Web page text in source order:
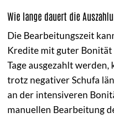
Wie lange dauert die
Die Bearbeitungszeit
Kredite mit guter
Tage ausgezahlt werden,
trotz negativer Schufa
an der intensiveren
manuellen Bearbeitung